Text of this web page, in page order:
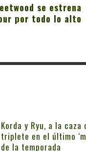
se estrena
por todo lo alto
Korda y Ryu, a la caza
triplete en el último
de la temporada